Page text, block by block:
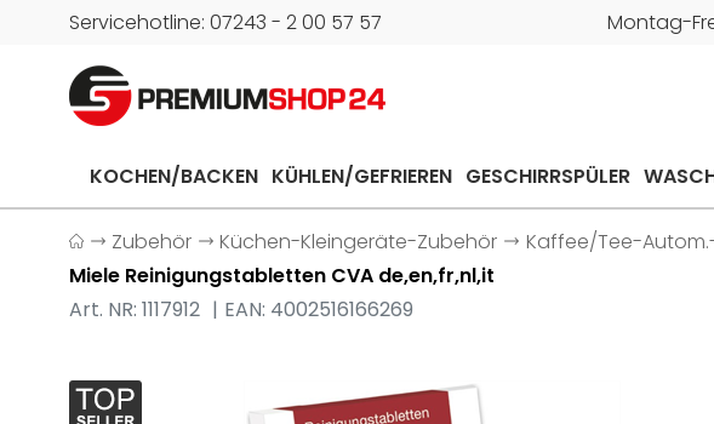
Servicehotline: 07243 - 2 00 57 57 Montag-
KOCHEN/BACKEN KÜHLEN/GEFRIEREN GESCHIRRSPÜLER
Zubehör Küchen-Kleingeräte-Zubehör
Kaffee/Tee-
Miele Reinigungstabletten CVA de,en,fr,nl,it
Art. NR: 1117912
EAN: 4002516166269